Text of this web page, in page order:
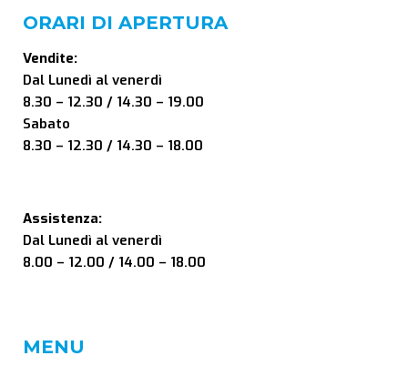
ORARI DI APERTURA
Vendite:
Dal Lunedì al venerdì
8.30 – 12.30 / 14.30 – 19.00
Sabato
8.30 – 12.30 / 14.30 – 18.00
Assistenza:
Dal Lunedì al venerdì
8.00 – 12.00 / 14.00 – 18.00
MENU